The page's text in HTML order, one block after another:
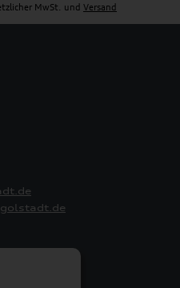
MwSt. und Versand